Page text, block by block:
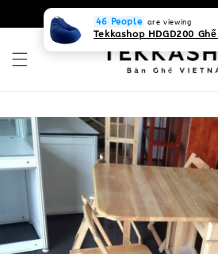
0931268840 Liên hệ với
46 People are viewing